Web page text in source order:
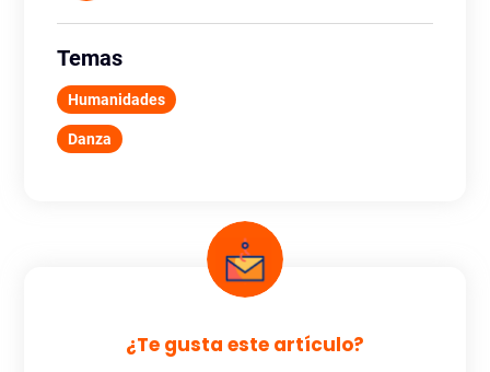
Temas
Humanidades
Danza
¿Te gusta este artículo?